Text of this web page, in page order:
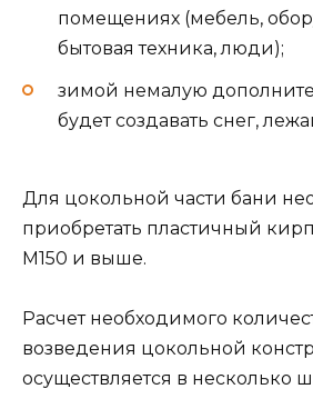
помещениях (мебель,
бытовая техника, люди);
зимой немалую
будет создавать снег,
Для цокольной части бани
приобретать пластичный
М150 и выше.
Расчет необходимого
возведения цокольной
осуществляется в несколько